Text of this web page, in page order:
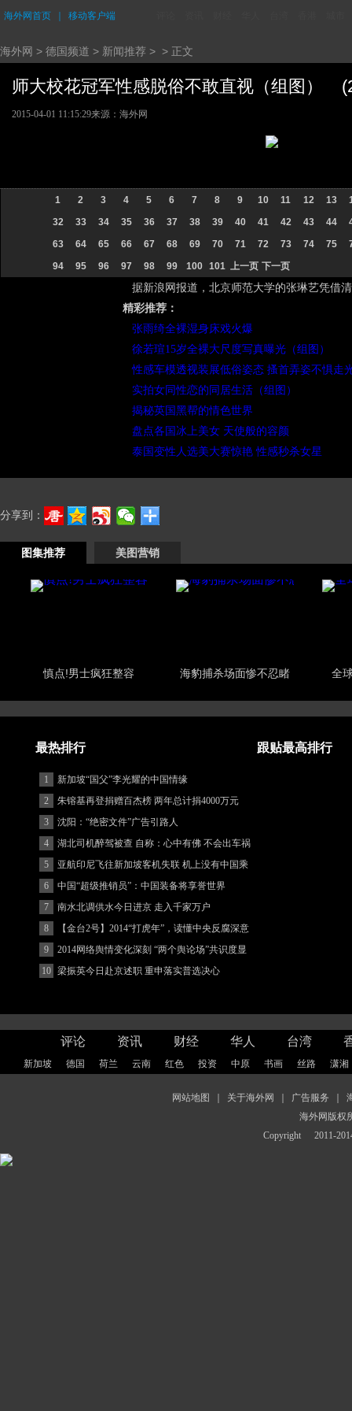
海外网首页 移动客户端
海外网 > 德国频道 > 新闻推荐 > > 正文
师大校花冠军性感脱俗不敢直视（组图）
2015-04-01 11:15:29来源：海外网
1 2 3 4 5 6 7 8 9 10 11 12 13
32
33 34 35 36 37 38 39 40 41 42 43 44
63
64 65 66 67 68 69 70 71 72 73 74 75
94
95 96 97 98 99 100 101 上一页 下一页
据新浪网报道，北京师范大学的张琳艺凭借
精彩推荐：
张雨绮全裸湿身床戏火爆
徐若瑄15岁全裸大尺度写真曝光（组图）
性感车模透视装展低俗姿态 搔首弄姿不惧走
实拍女同性恋的同居生活（组图）
揭秘英国黑帮的情色世界
盘点各国冰上美女 天使般的容颜
泰国变性人选美大赛惊艳 性感秒杀女星
分享到：
图集推荐 美图营销
慎点!男士疯狂整容 海豹捕杀场面惨不忍睹 全
最热排行 跟贴最高排行
1
新加坡“国父”李光耀的中国情缘
2
朱镕基再登捐赠百杰榜 两年总计捐4000万元
3
沈阳：“绝密文件”广告引路人
4
湖北司机醉驾被查 自称：心中有佛 不会出车祸
(图)
5
亚航印尼飞往新加坡客机失联 机上没有中国乘
客
6
中国“超级推销员”：中国装备将享誉世界
7
南水北调供水今日进京 走入千家万户
8
【金台2号】2014“打虎年”，读懂中央反腐深意
9
2014网络舆情变化深刻 “两个舆论场”共识度显
著增强
10 梁振英今日赴京述职 重申落实普选决心
评论 资讯 财经 华人 台湾
新加坡 德国 荷兰 云南 红色 投资 中原 书画 丝路 潇湘
网站地图 关于海外网 广告服务
海外网版权
Copyright
2011-